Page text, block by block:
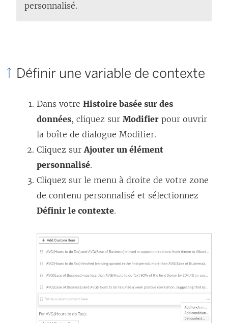
v
l
l
n
ê
r
)
personnalisé.
Définir une variable de contexte
Dans votre Histoire basée sur des
données, cliquez sur Modifier pour ouvrir
la boîte de dialogue Modifier.
Cliquez surAjouter un élément
personnalisé.
Cliquez sur le menu à droite de votre zone
de contenu personnalisé et sélectionnez
Définir le contexte.